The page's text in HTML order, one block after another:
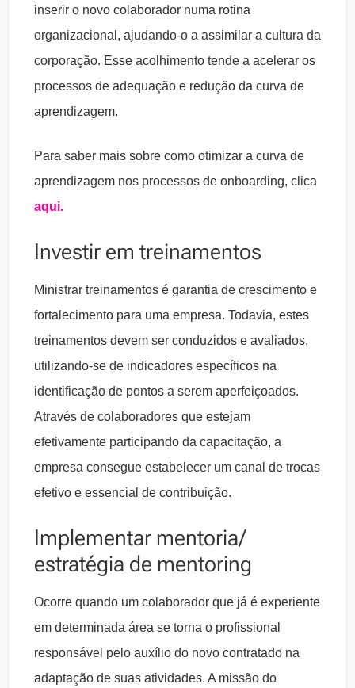
inserir o novo colaborador numa rotina
organizacional, ajudando-o a assimilar a cultura da
corporação. Esse acolhimento tende a acelerar os
processos de adequação e redução da curva de
aprendizagem.
Para saber mais sobre como otimizar a curva de
aprendizagem nos processos de onboarding, clica
aqui.
Investir em treinamentos
Ministrar treinamentos é garantia de crescimento e
fortalecimento para uma empresa. Todavia, estes
treinamentos devem ser conduzidos e avaliados,
utilizando-se de indicadores específicos na
identificação de pontos a serem aperfeiçoados.
Através de colaboradores que estejam
efetivamente participando da capacitação, a
empresa consegue estabelecer um canal de trocas
efetivo e essencial de contribuição.
Implementar mentoria/
estratégia de mentoring
Ocorre quando um colaborador que já é experiente
em determinada área se torna o profissional
responsável pelo auxílio do novo contratado na
adaptação de suas atividades. A missão do